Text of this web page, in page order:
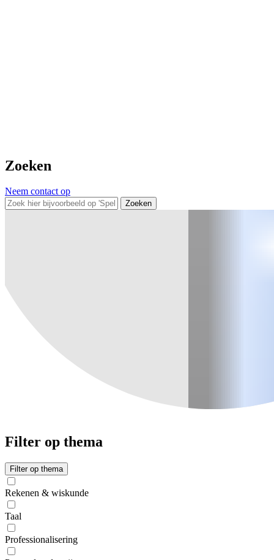
Zoeken
Neem contact op
Zoeken
Filter op thema
Filter op thema
Rekenen & wiskunde
Taal
Professionalisering